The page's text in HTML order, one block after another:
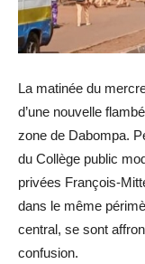
La matinée du
d’une nouvelle
zone de Dabompa.
du Collège public
privées François-
dans le même
central, se sont
confusion.